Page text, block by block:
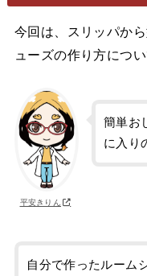
今回は、スリッパか
ューズの作り方につ
平安きりん
簡単お
に入り
自分で作ったルーム